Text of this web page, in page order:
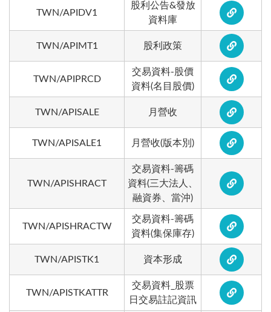
TWN/APIDV1
股利公告&發放
資料庫
TWN/APIMT1 股利政策
TWN/APIPRCD
交易資料-股價
資料(名目股價)
TWN/APISALE 月營收
TWN/APISALE1 月營收(版本別)
TWN/APISHRACT
交易資料-籌碼
資料(三大法人、
融資券、當沖)
TWN/APISHRACTW
交易資料-籌碼
資料(集保庫存)
TWN/APISTK1 資本形成
TWN/APISTKATTR
交易資料_股票
日交易註記資訊